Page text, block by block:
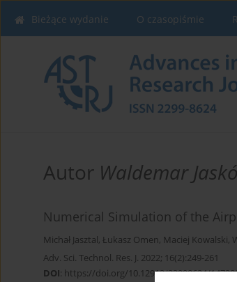
Bieżące wydanie O czasopiśmie
Autor Waldemar
Numerical Simulation of the
Michał Jasztal, Łukasz Omen, Maciej Kowalski,
Adv. Sci. Technol. Res. J. 2022; 16(2):249-261
DOI: https://doi.org/10.12913/22998624/